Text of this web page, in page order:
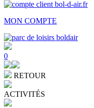
MON COMPTE
0
RETOUR
ACTIVITÉS